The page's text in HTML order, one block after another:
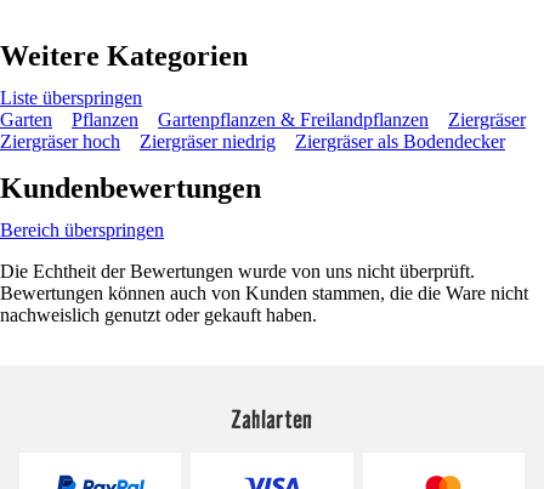
Weitere Kategorien
Liste überspringen
Garten
Pflanzen Gartenpflanzen & Freilandpflanzen
Ziergräser
Ziergräser hoch
Ziergräser niedrig Ziergräser als Bodendecker
Kundenbewertungen
Bereich überspringen
Die Echtheit der Bewertungen wurde von uns nicht überprüft.
Bewertungen können auch von Kunden stammen, die die Ware nicht
nachweislich genutzt oder gekauft haben.
Zahlarten